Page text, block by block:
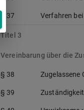
§ 37 Verfahren
Titel 3
Vereinbarung über die
§ 38 Zugelassene
§ 39